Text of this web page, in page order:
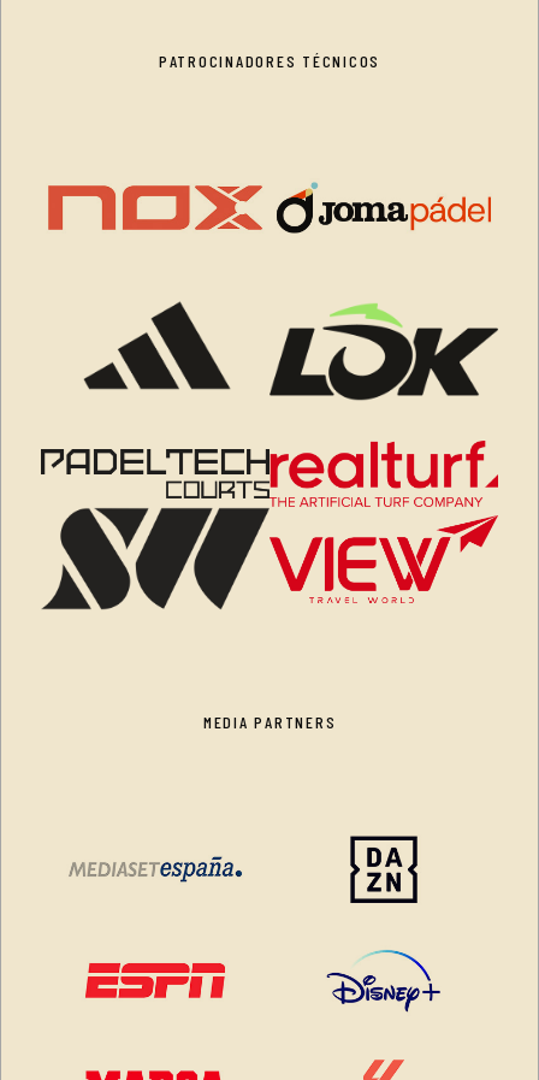
PATROCINADORES TÉCNICOS
MEDIA PARTNERS